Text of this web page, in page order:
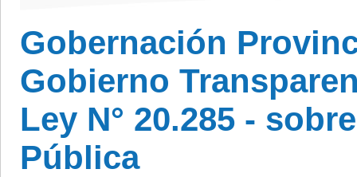
Gobernación
Gobierno
Ley N° 20.285 -
Pública